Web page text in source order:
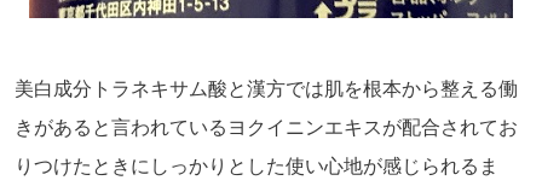
美白成分トラネキサム酸と漢方では肌を根本から整える働
きがあると言われているヨクイニンエキスが配合されてお
りつけたときにしっかりとした使い心地が感じられるま